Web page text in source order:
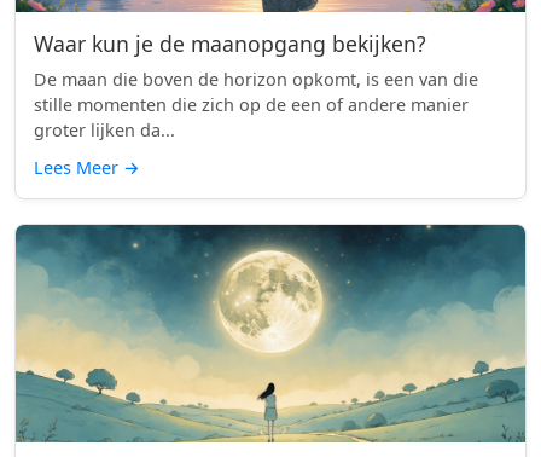
Waar kun je de maanopgang bekijken?
De maan die boven de horizon opkomt, is een van die
stille momenten die zich op de een of andere manier
groter lijken da...
Lees Meer →